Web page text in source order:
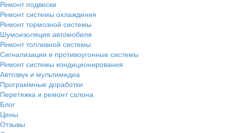
Ремонт подвески
Ремонт системы охлаждения
Ремонт тормозной системы
Шумоизоляция автомобиля
Ремонт топливной системы
Сигнализации и противоугонные системы
Ремонт системы кондиционирования
Автозвук и мультимедиа
Программные доработки
Перетяжка и ремонт салона
Блог
Цены
Отзывы